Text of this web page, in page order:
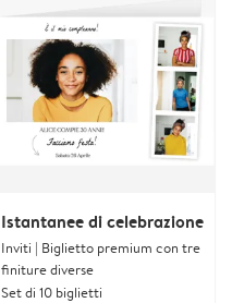
Istantanee di celebrazione
Inviti | Biglietto premium con tre
finiture diverse
Set di 10 biglietti